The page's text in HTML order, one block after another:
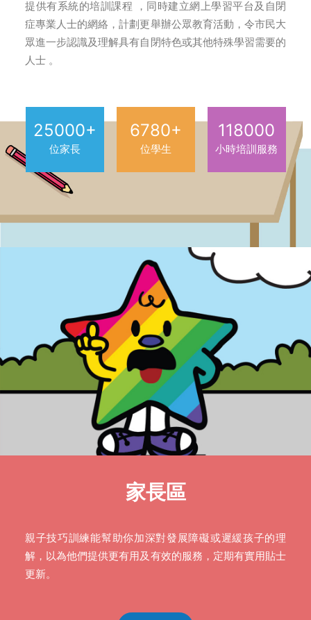
提供有系統的培訓課程 ，同時建立網上學習平台及自閉
症專業人士的網絡，計劃更舉辦公眾教育活動，令市民大
眾進一步認識及理解具有自閉特色或其他特殊學習需要的
人士 。
25000+
位家長
6780+
位學生
118000
小時培訓服務
家長區
親子技巧訓練能幫助你加深對發展障礙或遲緩孩子的理
解，以為他們提供更有用及有效的服務，定期有實用貼士
更新。